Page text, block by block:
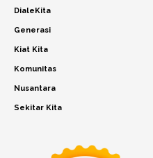
DialeKita
Generasi
Kiat Kita
Komunitas
Nusantara
Sekitar Kita